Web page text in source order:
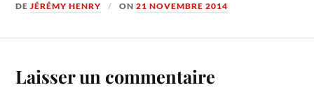
DEJÉRÉMY HENRY ON21 NOVEMBRE 2014
Laisser un commentaire